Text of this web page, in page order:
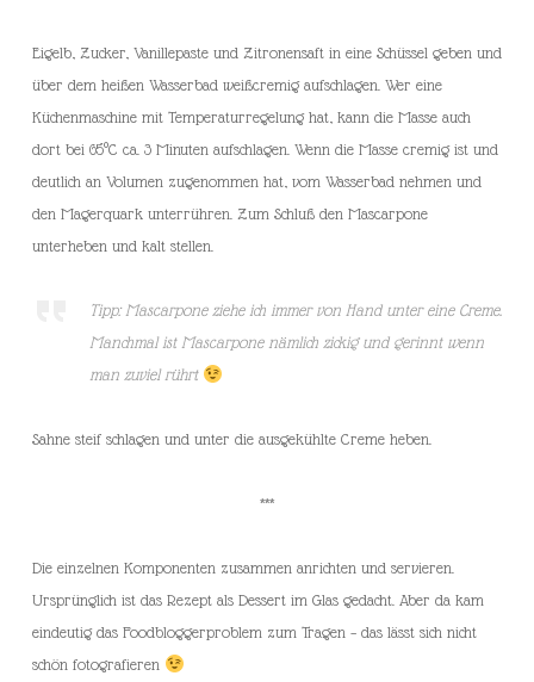
Eigelb, Zucker, Vanillepaste und Zitronensaft in eine Schüssel geben und
über dem heißen Wasserbad weißcremig aufschlagen. Wer eine
Küchenmaschine mit Temperaturregelung hat, kann die Masse auch
dort bei 65°C ca. 3 Minuten aufschlagen. Wenn die Masse cremig ist und
deutlich an Volumen zugenommen hat, vom Wasserbad nehmen und
den Magerquark unterrühren. Zum Schluß den Mascarpone
unterheben und kalt stellen.
Tipp: Mascarpone ziehe ich immer von Hand unter eine Creme.
Manchmal ist Mascarpone nämlich zickig und gerinnt wenn
man zuviel rührt
Sahne steif schlagen und unter die ausgekühlte Creme heben.
***
Die einzelnen Komponenten zusammen anrichten und servieren.
Ursprünglich ist das Rezept als Dessert im Glas gedacht. Aber da kam
eindeutig das Foodbloggerproblem zum Tragen – das lässt sich nicht
schön fotografieren